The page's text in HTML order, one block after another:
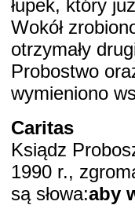
łupek, który
Wokół
otrzymały
Probostwo
wymieniono
Caritas
Ksiądz
1990 r.,
są słowa:aby